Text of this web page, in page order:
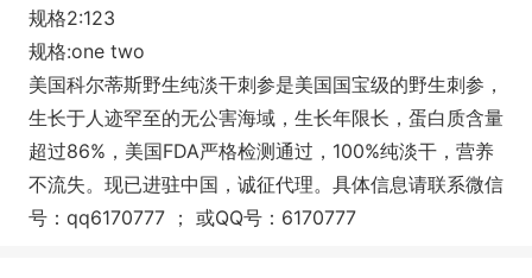
规格2:123
规格:one two
美国科尔蒂斯野生纯淡干刺参是美国国宝级的野生刺参，
生长于人迹罕至的无公害海域，生长年限长，蛋白质含量
超过86%，美国FDA严格检测通过，100%纯淡干，营养
不流失。现已进驻中国，诚征代理。具体信息请联系微信
号：qq6170777 ； 或QQ号：6170777